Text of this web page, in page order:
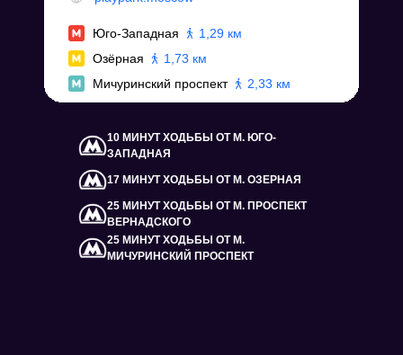
10 МИНУТ ХОДЬБЫ ОТ М. ЮГО-
ЗАПАДНАЯ
17 МИНУТ ХОДЬБЫ ОТ М. ОЗЕРНАЯ
25 МИНУТ ХОДЬБЫ ОТ М. ПРОСПЕКТ
ВЕРНАДСКОГО
25 МИНУТ ХОДЬБЫ ОТ М.
МИЧУРИНСКИЙ ПРОСПЕКТ